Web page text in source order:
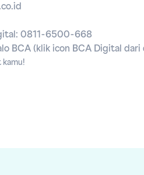
0811-6500-668
BCA (klik icon BCA Digital dari
kamu!